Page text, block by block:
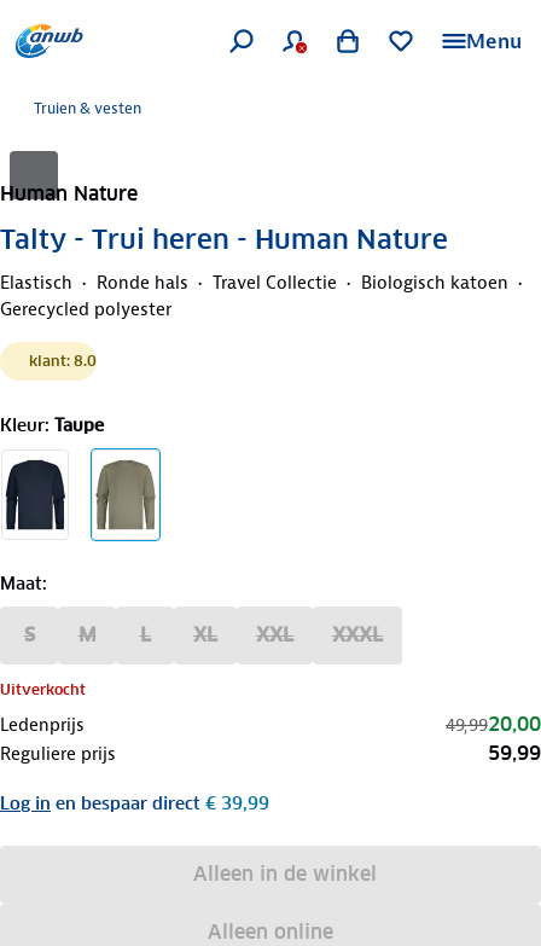
Menu
Truien & vesten
Human Nature
Talty - Trui heren - Human Nature
Elastisch Ronde hals Travel Collectie
Biologisch katoen
Gerecycled polyester
klant: 8.0
Kleur: Taupe
Maat:
S M L XL XXL XXXL
Uitverkocht
Ledenprijs 49,9920,00
Reguliere prijs 59,99
Log in en bespaar direct € 39,99
Alleen in de winkel
Alleen online